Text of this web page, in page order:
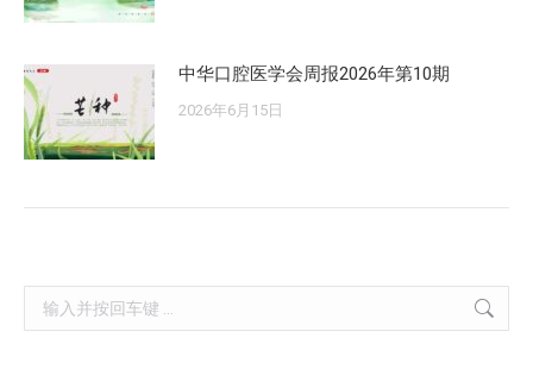
中华口腔医学会周报2026年第10期
2026年6月15日
Search: